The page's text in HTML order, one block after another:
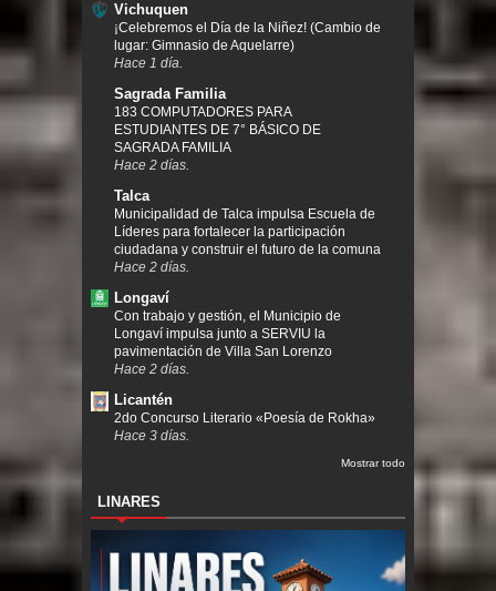
Vichuquen
¡Celebremos el Día de la Niñez! (Cambio de
lugar: Gimnasio de Aquelarre)
Hace 1 día.
Sagrada Familia
183 COMPUTADORES PARA
ESTUDIANTES DE 7° BÁSICO DE
SAGRADA FAMILIA
Hace 2 días.
Talca
Municipalidad de Talca impulsa Escuela de
Líderes para fortalecer la participación
ciudadana y construir el futuro de la comuna
Hace 2 días.
Longaví
Con trabajo y gestión, el Municipio de
Longaví impulsa junto a SERVIU la
pavimentación de Villa San Lorenzo
Hace 2 días.
Licantén
2do Concurso Literario «Poesía de Rokha»
Hace 3 días.
Mostrar todo
LINARES